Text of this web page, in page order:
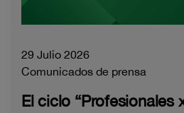
29 Julio 2026
Comunicados de prensa
El ciclo “Profesionales